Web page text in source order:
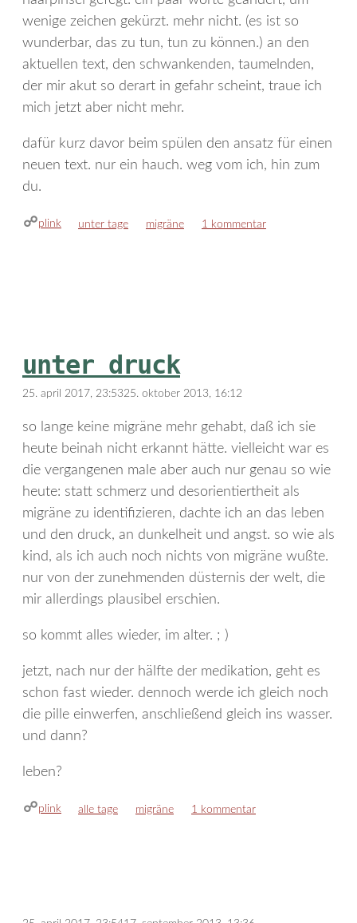
wenige zeichen gekürzt. mehr nicht. (es ist so
wunderbar, das zu tun, tun zu können.) an den
aktuellen text, den schwankenden, taumelnden,
der mir akut so derart in gefahr scheint, traue ich
mich jetzt aber nicht mehr.
dafür kurz davor beim spülen den ansatz für einen
neuen text. nur ein hauch. weg vom ich, hin zum
du.
plink kategorien
unter tage schlagwörter
migräne 1 kommentar
unter druck
25. april 2017, 23:5325. oktober 2013, 16:12
so lange keine migräne mehr gehabt, daß ich sie
heute beinah nicht erkannt hätte. vielleicht war es
die vergangenen male aber auch nur genau so wie
heute: statt schmerz und desorientiertheit als
migräne zu identifizieren, dachte ich an das leben
und den druck, an dunkelheit und angst. so wie als
kind, als ich auch noch nichts von migräne wußte.
nur von der zunehmenden düsternis der welt, die
mir allerdings plausibel erschien.
so kommt alles wieder, im alter. ; )
jetzt, nach nur der hälfte der medikation, geht es
schon fast wieder. dennoch werde ich gleich noch
die pille einwerfen, anschließend gleich ins wasser.
und dann?
leben?
plink kategorien
alle tage schlagwörter
migräne 1 kommentar